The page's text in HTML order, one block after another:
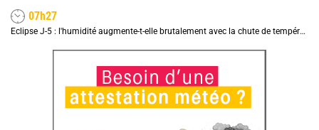
07h27
Eclipse J-5 : l'humidité augmente-t-elle brutalement avec la chute de température pendant l'éclipse du 12 août ?